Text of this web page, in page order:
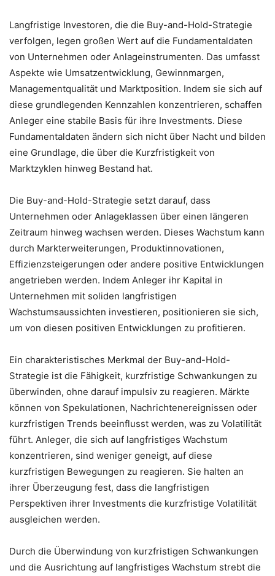
Langfristige Investoren, die die Buy-and-Hold-Strategie
verfolgen, legen großen Wert auf die Fundamentaldaten
von Unternehmen oder Anlageinstrumenten. Das umfasst
Aspekte wie Umsatzentwicklung, Gewinnmargen,
Managementqualität und Marktposition. Indem sie sich auf
diese grundlegenden Kennzahlen konzentrieren, schaffen
Anleger eine stabile Basis für ihre Investments. Diese
Fundamentaldaten ändern sich nicht über Nacht und bilden
eine Grundlage, die über die Kurzfristigkeit von
Marktzyklen hinweg Bestand hat.
Die Buy-and-Hold-Strategie setzt darauf, dass
Unternehmen oder Anlageklassen über einen längeren
Zeitraum hinweg wachsen werden. Dieses Wachstum kann
durch Markterweiterungen, Produktinnovationen,
Effizienzsteigerungen oder andere positive Entwicklungen
angetrieben werden. Indem Anleger ihr Kapital in
Unternehmen mit soliden langfristigen
Wachstumsaussichten investieren, positionieren sie sich,
um von diesen positiven Entwicklungen zu profitieren.
Ein charakteristisches Merkmal der Buy-and-Hold-
Strategie ist die Fähigkeit, kurzfristige Schwankungen zu
überwinden, ohne darauf impulsiv zu reagieren. Märkte
können von Spekulationen, Nachrichtenereignissen oder
kurzfristigen Trends beeinflusst werden, was zu Volatilität
führt. Anleger, die sich auf langfristiges Wachstum
konzentrieren, sind weniger geneigt, auf diese
kurzfristigen Bewegungen zu reagieren. Sie halten an
ihrer Überzeugung fest, dass die langfristigen
Perspektiven ihrer Investments die kurzfristige Volatilität
ausgleichen werden.
Durch die Überwindung von kurzfristigen Schwankungen
und die Ausrichtung auf langfristiges Wachstum strebt die